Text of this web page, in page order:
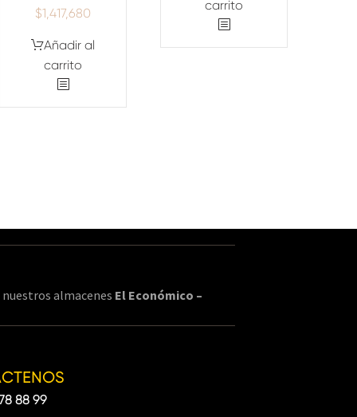
$1,417,680
Añadir al
carrito
carrito
almacenes El Económico –
88 99